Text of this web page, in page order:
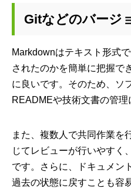
Gitなどのバージ
Markdownはテキスト形式
されたのかを簡単に把握で
に良いです。そのため、ソ
READMEや技術文書の管理
また、複数人で共同作業を
じてレビューが行いやすく
です。さらに、ドキュメン
過去の状態に戻すことも容